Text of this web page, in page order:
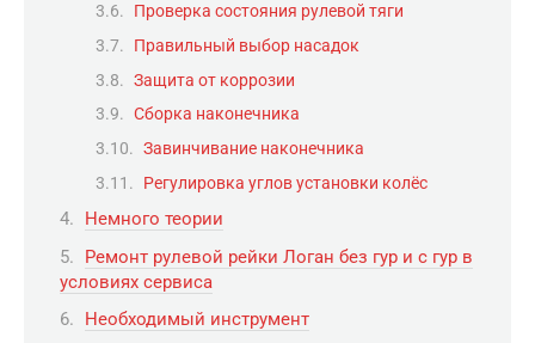
Проверка состояния рулевой тяги
Правильный выбор насадок
Защита от коррозии
Сборка наконечника
Завинчивание наконечника
Регулировка углов установки колёс
Немного теории
Ремонт рулевой рейки Логан без гур и с гур в
условиях сервиса
Необходимый инструмент